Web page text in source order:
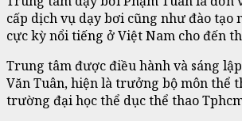
cấp dịch vụ dạy bơi cũng như đào tạo
cực kỳ nổi tiếng ở Việt Nam cho đến
Trung tâm được điều hành và sáng
Văn Tuân, hiện là trưởng bộ môn thể
trường đại học thể dục thể thao